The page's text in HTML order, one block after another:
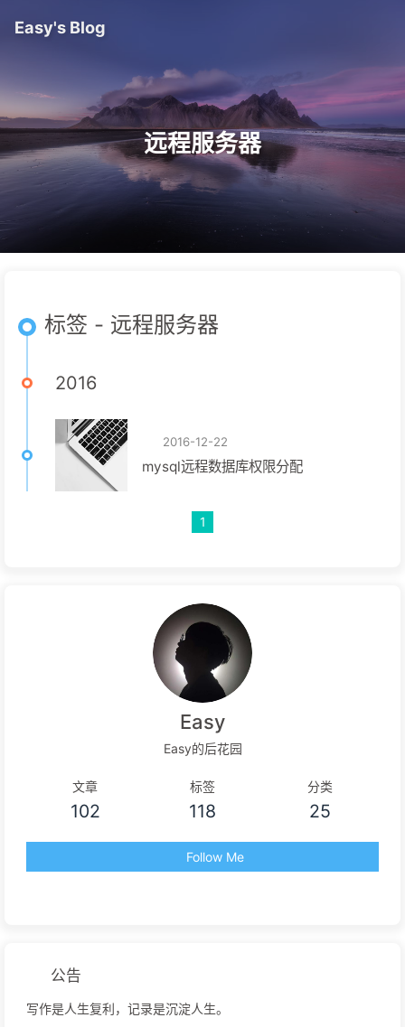
Easy's Blog
远程服务器
标签 - 远程服务器
2016
2016-12-22
mysql远程数据库权限分配
1
Easy
Easy的后花园
文章
102
标签
118
分类
25
Follow Me
公告
写作是人生复利，记录是沉淀人生。